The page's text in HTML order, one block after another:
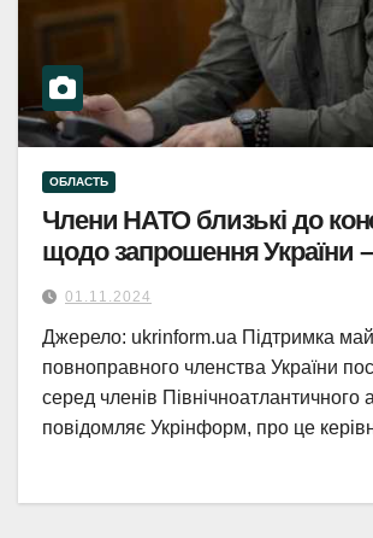
ОБЛАСТЬ
Члени НАТО близькі до
щодо запрошення України
01.11.2024
Джерело: ukrinform.ua Підтримка
повноправного членства України
серед членів Північноатлантичного
повідомляє Укрінформ, про це